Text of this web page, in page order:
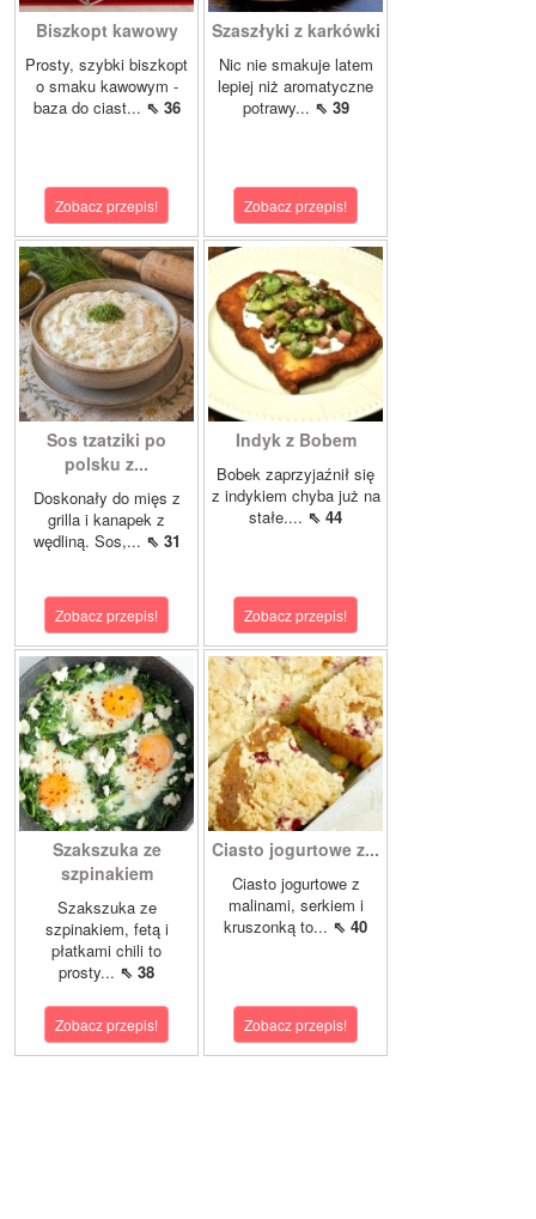
Biszkopt kawowy
Prosty, szybki biszkopt
o smaku kawowym -
baza do ciast... ⇖ 36
Zobacz przepis!
Szaszłyki z karkówki
Nic nie smakuje latem
lepiej niż aromatyczne
potrawy... ⇖ 39
Zobacz przepis!
Sos tzatziki po
polsku z...
Doskonały do mięs z
grilla i kanapek z
wędliną. Sos,... ⇖ 31
Zobacz przepis!
Indyk z Bobem
Bobek zaprzyjaźnił się
z indykiem chyba już na
stałe.... ⇖ 44
Zobacz przepis!
Szakszuka ze
szpinakiem
Szakszuka ze
szpinakiem, fetą i
płatkami chili to
prosty... ⇖ 38
Zobacz przepis!
Ciasto jogurtowe z...
Ciasto jogurtowe z
malinami, serkiem i
kruszonką to... ⇖ 40
Zobacz przepis!